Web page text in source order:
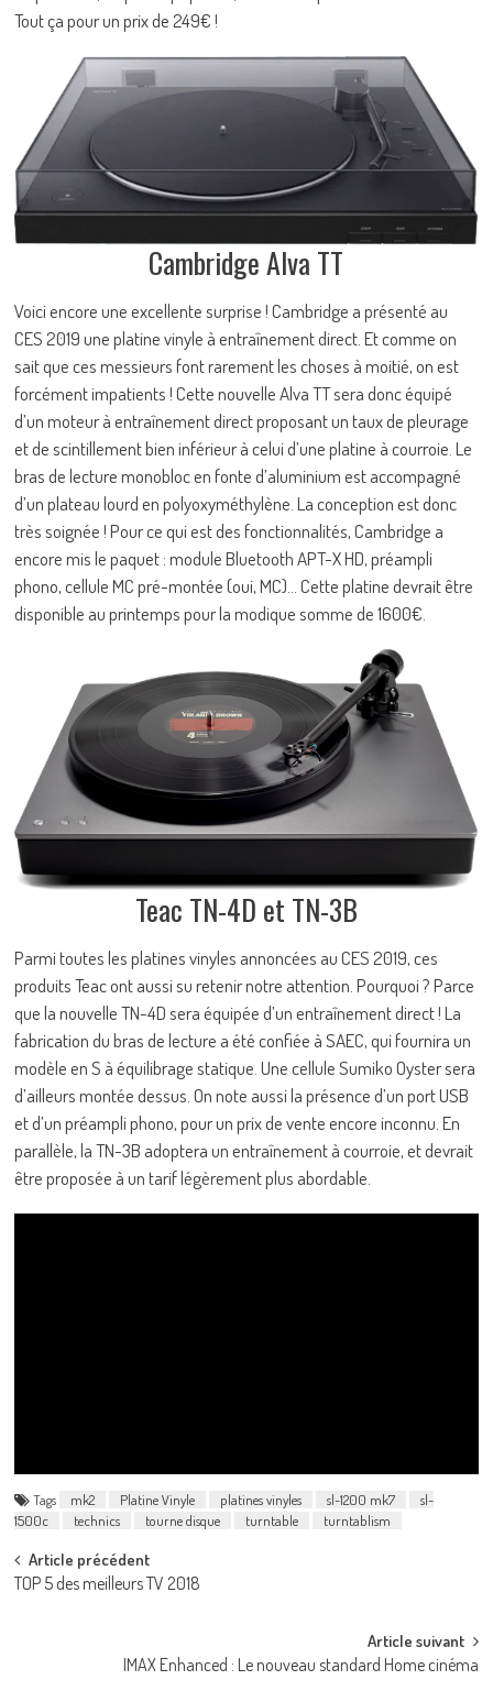
Tout ça pour un prix de 249€ !
Cambridge Alva TT
Voici encore une excellente surprise ! Cambridge a présenté au
CES 2019 une platine vinyle à entraînement direct. Et comme on
sait que ces messieurs font rarement les choses à moitié, on est
forcément impatients ! Cette nouvelle Alva TT sera donc équipé
d’un moteur à entraînement direct proposant un taux de pleurage
et de scintillement bien inférieur à celui d’une platine à courroie. Le
bras de lecture monobloc en fonte d’aluminium est accompagné
d’un plateau lourd en polyoxyméthylène. La conception est donc
très soignée ! Pour ce qui est des fonctionnalités, Cambridge a
encore mis le paquet : module Bluetooth APT-X HD, préampli
phono, cellule MC pré-montée (oui, MC)… Cette platine devrait être
disponible au printemps pour la modique somme de 1600€.
Teac TN-4D et TN-3B
Parmi toutes les platines vinyles annoncées au CES 2019, ces
produits Teac ont aussi su retenir notre attention. Pourquoi ? Parce
que la nouvelle TN-4D sera équipée d’un entraînement direct ! La
fabrication du bras de lecture a été confiée à SAEC, qui fournira un
modèle en S à équilibrage statique. Une cellule Sumiko Oyster sera
d’ailleurs montée dessus. On note aussi la présence d’un port USB
et d’un préampli phono, pour un prix de vente encore inconnu. En
parallèle, la TN-3B adoptera un entraînement à courroie, et devrait
être proposée à un tarif légèrement plus abordable.
Tags mk2 Platine Vinyle platines vinyles sl-1200 mk7
sl-
1500c
technics tourne disque turntable turntablism
Post
navigation
Article précédent
TOP 5 des meilleurs TV 2018
Article suivant
IMAX Enhanced : Le nouveau standard Home cinéma